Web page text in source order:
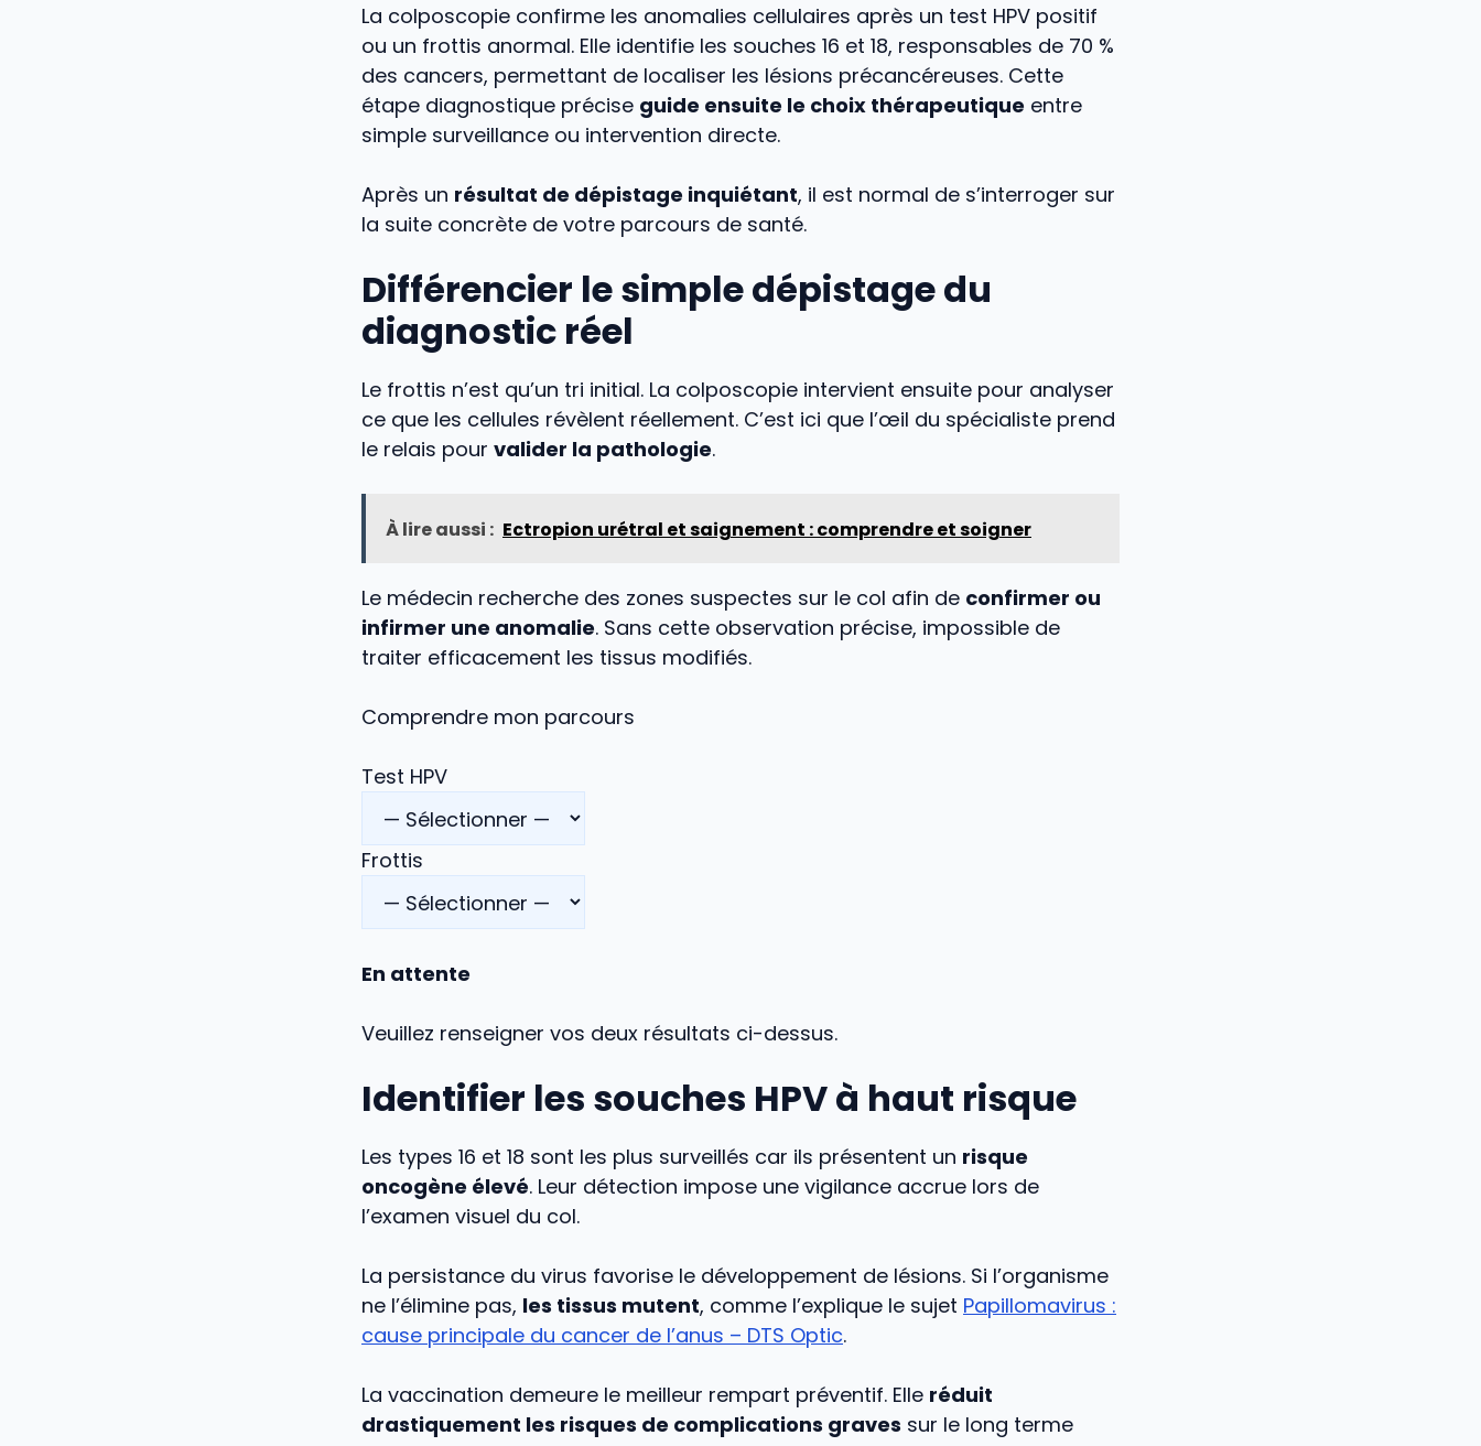
La colposcopie confirme les anomalies cellulaires après un test HPV positif
ou un frottis anormal. Elle identifie les souches 16 et 18, responsables de 70 %
des cancers, permettant de localiser les lésions précancéreuses. Cette
étape diagnostique précise guide ensuite le choix thérapeutique entre
simple surveillance ou intervention directe.
Après un résultat de dépistage inquiétant, il est normal de s’interroger sur
la suite concrète de votre parcours de santé.
Différencier le simple dépistage du
diagnostic réel
Le frottis n’est qu’un tri initial. La colposcopie intervient ensuite pour analyser
ce que les cellules révèlent réellement. C’est ici que l’œil du spécialiste prend
le relais pour valider la pathologie.
À lire aussi : Ectropion urétral et saignement : comprendre et soigner
Le médecin recherche des zones suspectes sur le col afin de confirmer ou
infirmer une anomalie. Sans cette observation précise, impossible de
traiter efficacement les tissus modifiés.
Comprendre mon parcours
Test HPV
Frottis
En attente
Veuillez renseigner vos deux résultats ci-dessus.
Identifier les souches HPV à haut risque
Les types 16 et 18 sont les plus surveillés car ils présentent un risque
oncogène élevé. Leur détection impose une vigilance accrue lors de
l’examen visuel du col.
La persistance du virus favorise le développement de lésions. Si l’organisme
ne l’élimine pas, les tissus mutent, comme l’explique le sujet Papillomavirus :
cause principale du cancer de l’anus – DTS Optic.
La vaccination demeure le meilleur rempart préventif. Elle réduit
drastiquement les risques de complications graves sur le long terme